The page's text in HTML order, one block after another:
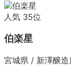
人気 35位
伯楽星
宮城県 / 新澤醸造